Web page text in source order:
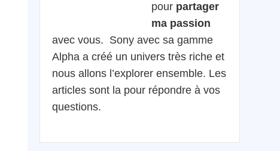
pour partager
ma passion
avec vous. Sony avec sa gamme
Alpha a créé un univers très riche et
nous allons l’explorer ensemble. Les
articles sont la pour répondre à vos
questions.